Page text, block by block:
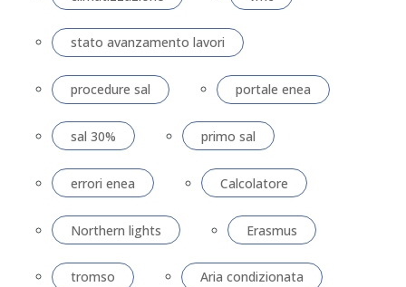
stato avanzamento lavori
procedure sal portale enea
sal 30% primo sal
errori enea Calcolatore
Northern lights Erasmus
tromso Aria condizionata